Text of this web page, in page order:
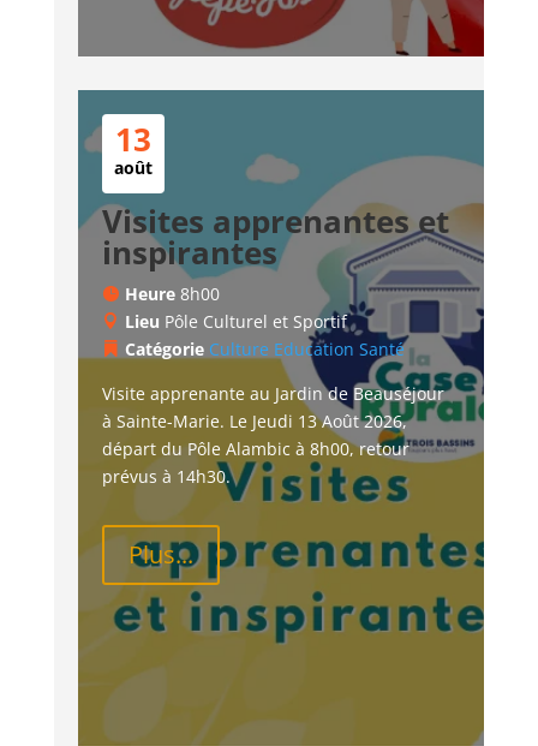
13
août
Visites apprenantes et
inspirantes
Heure 8h00
Lieu Pôle Culturel et Sportif
Catégorie Culture Education Santé
Visite apprenante au Jardin de Beauséjour
à Sainte-Marie. Le Jeudi 13 Août 2026,
départ du Pôle Alambic à 8h00, retour
prévus à 14h30.
Plus...